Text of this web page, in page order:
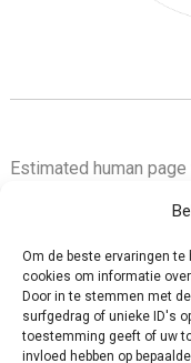
Om de beste ervaringen
cookies om informatie
Door in te stemmen met
surfgedrag of unieke ID's
toestemming geeft of uw
invloed hebben op
Estimated human